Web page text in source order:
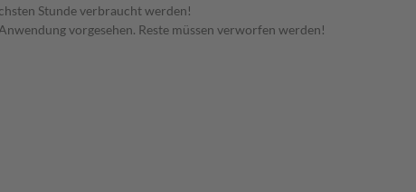
Stunde verbraucht werden!
vorgesehen. Reste müssen verworfen werden!